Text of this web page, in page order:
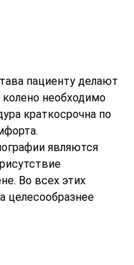
пациенту делают
необходимо
краткосрочна по
являются
Во всех этих
целесообразнее